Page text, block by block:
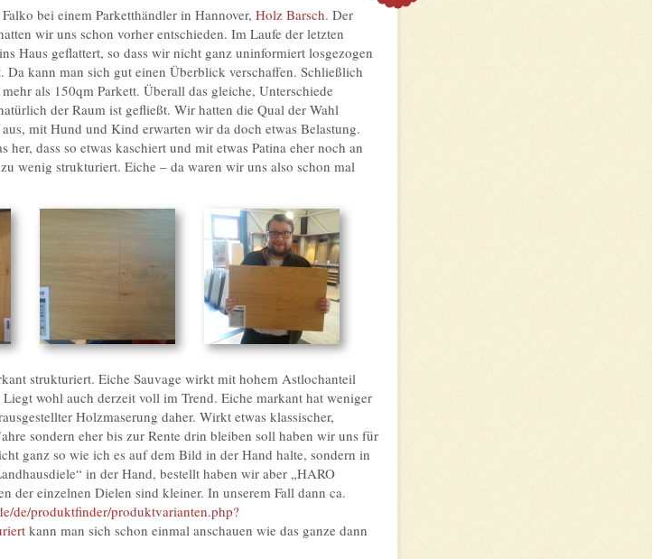
bei einem Parketthändler in Hannover, Holz Barsch. Der
wir uns schon vorher entschieden. Im Laufe der letzten
Haus geflattert, so dass wir nicht ganz uninformiert losgezogen
kann man sich gut einen Überblick verschaffen. Schließlich
als 150qm Parkett. Überall das gleiche, Unterschiede
der Raum ist gefließt. Wir hatten die Qual der Wahl
mit Hund und Kind erwarten wir da doch etwas Belastung.
dass so etwas kaschiert und mit etwas Patina eher noch an
wenig strukturiert. Eiche – da waren wir uns also schon mal
strukturiert. Eiche Sauvage wirkt mit hohem Astlochanteil
wohl auch derzeit voll im Trend. Eiche markant hat weniger
Holzmaserung daher. Wirkt etwas klassischer,
sondern eher bis zur Rente drin bleiben soll haben wir uns für
ganz so wie ich es auf dem Bild in der Hand halte, sondern in
in der Hand, bestellt haben wir aber „HARO
der einzelnen Dielen sind kleiner. In unserem Fall dann ca.
de/produktfinder/produktvarianten.php?
kann man sich schon einmal anschauen wie das ganze dann